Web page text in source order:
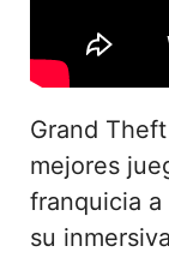
Grand
mejores
franquicia
su